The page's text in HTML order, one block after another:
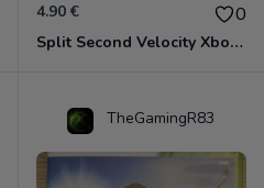
4.90 € 0
Split Second Velocity Xbox 360
TheGamingR83